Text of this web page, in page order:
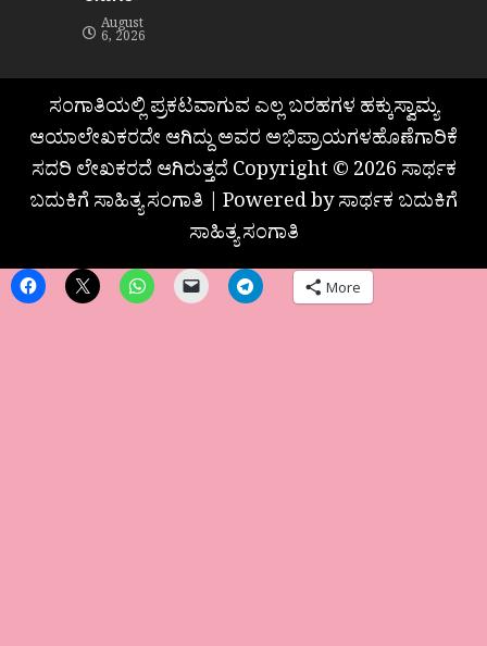
August
6, 2026
ಸಂಗಾತಿಯಲ್ಲಿ ಪ್ರಕಟವಾಗುವ ಎಲ್ಲ ಬರಹಗಳ ಹಕ್ಕುಸ್ವಾಮ್ಯ
ಆಯಾಲೇಖಕರದೇ ಆಗಿದ್ದು ಅವರ ಅಭಿಪ್ರಾಯಗಳಹೊಣೆಗಾರಿಕೆ
ಸದರಿ ಲೇಖಕರದೆ ಆಗಿರುತ್ತದೆ Copyright © 2026 ಸಾರ್ಥಕ
ಬದುಕಿಗೆ ಸಾಹಿತ್ಯ ಸಂಗಾತಿ | Powered by ಸಾರ್ಥಕ ಬದುಕಿಗೆ
ಸಾಹಿತ್ಯ ಸಂಗಾತಿ
More